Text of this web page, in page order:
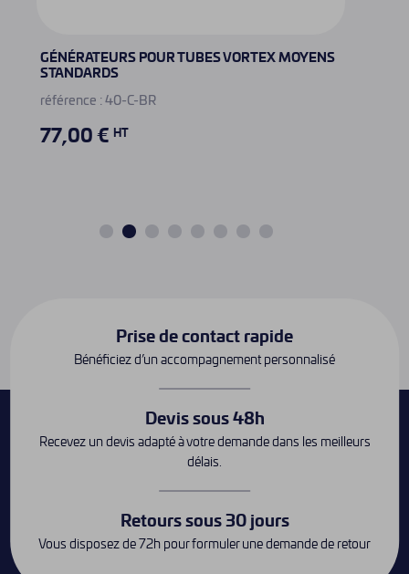
GÉNÉRATEURS POUR TUBES VORTEX MOYENS
STANDARDS
référence : 40-C-BR
77,00 € HT
Prise de contact rapide
Bénéficiez d’un accompagnement personnalisé
Devis sous 48h
Recevez un devis adapté à votre demande dans les meilleurs
délais.
Retours sous 30 jours
Vous disposez de 72h pour formuler une demande de retour